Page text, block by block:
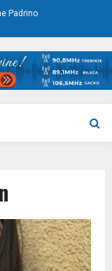
Padrino